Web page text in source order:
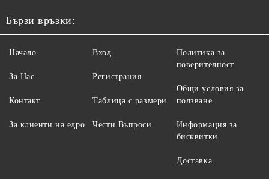
Бързи връзки:
Начало
За Нас
Контакт
За клиенти на едро
Вход
Регистрация
Таблица с размери
Чести Въпроси
Политика за
поверителност
Общи условия за
ползване
Информация за
бисквитки
Доставка